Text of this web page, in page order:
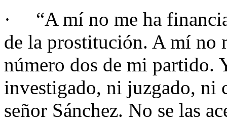
· “A mí no me ha
de la prostitución. A mí no
número dos de mi partido.
investigado, ni juzgado, ni
señor Sánchez. No se las